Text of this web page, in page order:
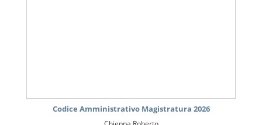
Codice Amministrativo Magistratura 2026